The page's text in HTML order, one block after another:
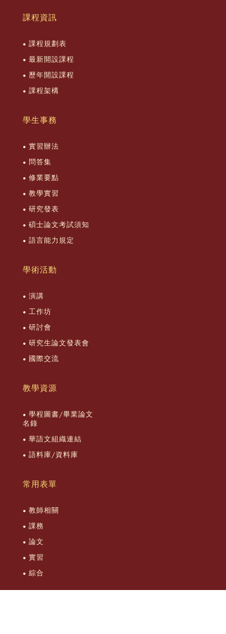
課程資訊
課程規劃表
最新開設課程
歷年開設課程
課程架構
學生事務
實習辦法
問答集
修業要點
教學實習
研究發表
碩士論文考試須知
語言能力規定
學術活動
演講
工作坊
研討會
研究生論文發表會
國際交流
教學資源
學程圖書/畢業論文
名錄
華語文組織連結
語料庫/資料庫
常用表單
教師相關
課務
論文
實習
綜合